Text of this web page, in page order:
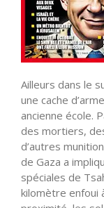
Ailleurs dans le
une cache
ancienne école.
des mortiers,
d’autres
de Gaza a
spéciales de
kilomètre enfoui